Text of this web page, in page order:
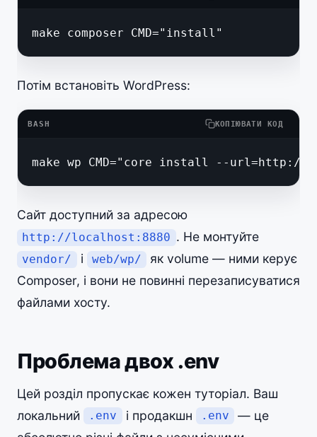
make composer CMD="install"
Потім встановіть WordPress:
BASH КОПІЮВАТИ КОД
make wp CMD="core install --url=http://
Сайт доступний за адресою
http://localhost:8880 . Не монтуйте
vendor/ і web/wp/
як volume — ними керує
Composer, і вони не повинні перезаписуватися
файлами хосту.
Проблема двох .env
Цей розділ пропускає кожен туторіал. Ваш
локальний
.env і продакшн .env
— це